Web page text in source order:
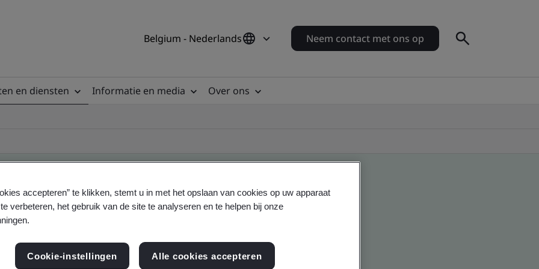
Belgium - Nederlands Neem contact met ons op
en diensten Informatie en media
Over ons
- Validation and Verification
accepteren” te klikken, stemt u in met het opslaan van cookies op uw apparaat
verbeteren, het gebruik van de site te analyseren en te helpen bij onze
Cookie-instellingen Alle cookies accepteren